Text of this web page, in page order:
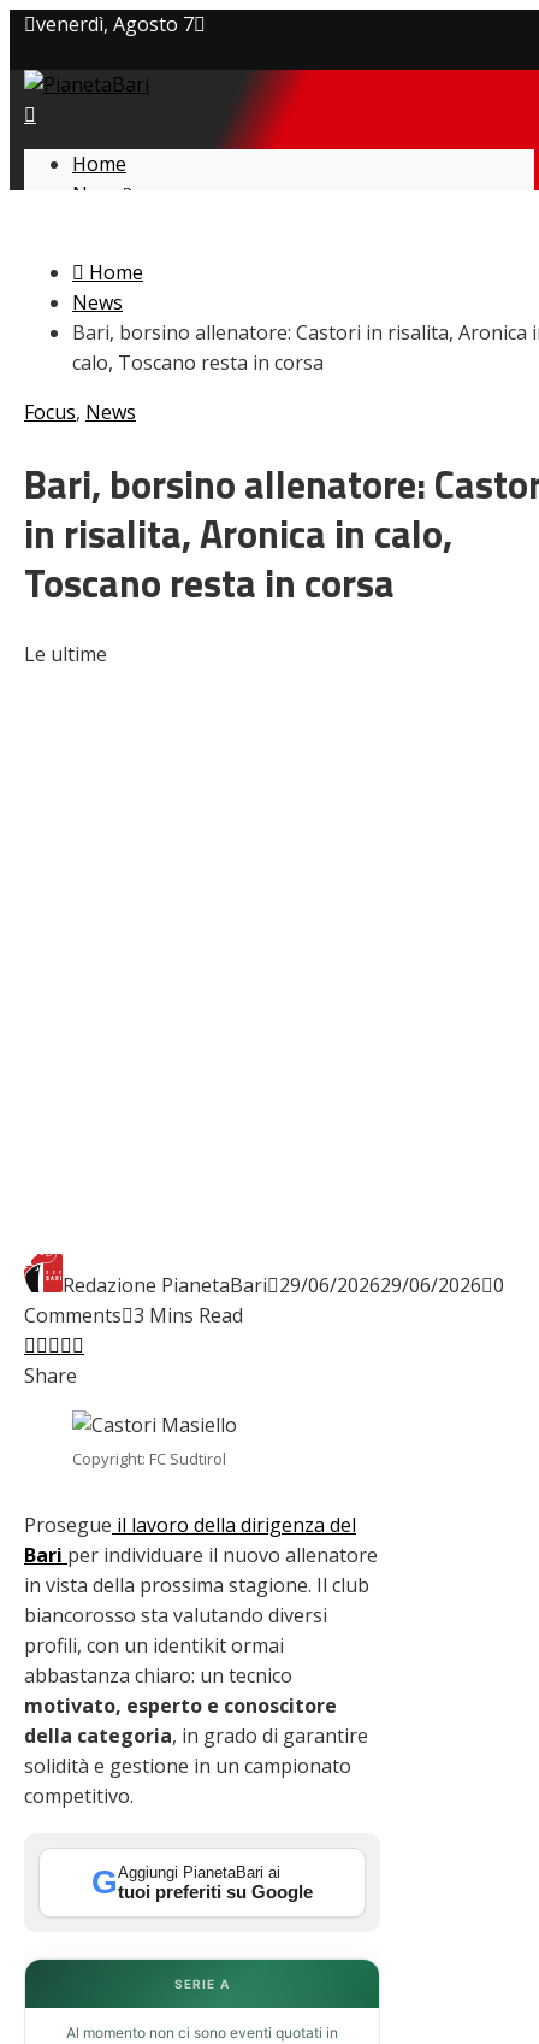
venerdì, Agosto 7
Privacy policy
Cookie Policy
Home
News
L’avversario
Giovanili
Le pagelle
Interviste
Focus
Serie B
Video
Home
News
Bari, borsino allenatore: Castori in risalita, Aronica
calo, Toscano resta in corsa
Focus, News
Bari, borsino allenatore:
in risalita, Aronica in calo,
Toscano resta in corsa
Le ultime
Redazione PianetaBari 29/06/202629/06/2026 0
Comments 3 Mins Read
Facebook
Twitter
LinkedIn
Pinterest
Stumbleupon
Share
Copyright: FC Sudtirol
Prosegue il lavoro della dirigenza del
Bari per individuare il nuovo allenatore
in vista della prossima stagione. Il club
biancorosso sta valutando diversi
profili, con un identikit ormai
abbastanza chiaro: un tecnico
motivato, esperto e conoscitore
della categoria, in grado di garantire
solidità e gestione in un campionato
competitivo.
GAggiungi PianetaBari ai
tuoi preferiti su Google
SERIE A
Al momento non ci sono eventi quotati in